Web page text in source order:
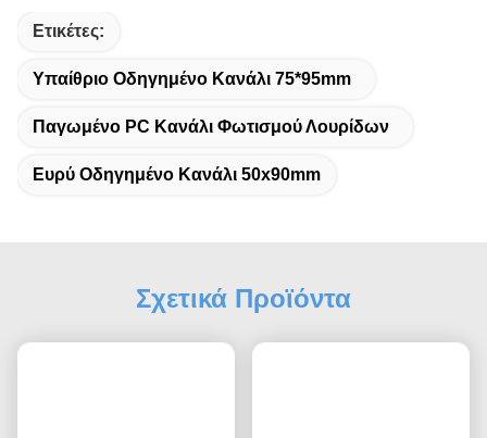
Ετικέτες:
Υπαίθριο Οδηγημένο Κανάλι 75*95mm
Παγωμένο PC Κανάλι Φωτισμού Λουρίδων
Ευρύ Οδηγημένο Κανάλι 50x90mm
Σχετικά Προϊόντα